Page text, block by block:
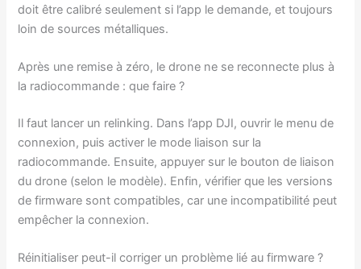
doit être calibré seulement si l’app le demande, et toujours
loin de sources métalliques.
Après une remise à zéro, le drone ne se reconnecte plus à
la radiocommande : que faire ?
Il faut lancer un relinking. Dans l’app DJI, ouvrir le menu de
connexion, puis activer le mode liaison sur la
radiocommande. Ensuite, appuyer sur le bouton de liaison
du drone (selon le modèle). Enfin, vérifier que les versions
de firmware sont compatibles, car une incompatibilité peut
empêcher la connexion.
Réinitialiser peut-il corriger un problème lié au firmware ?